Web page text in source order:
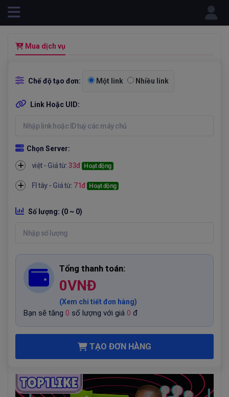
Mua dịch vụ
Chế độ tạo đơn: Một link Nhiều link
Link Hoặc UID:
Chọn Server:
việt - Giá từ:33đ Hoạt động
Fl tây - Giá từ: 71đ Hoạt động
Số lượng: (0 ~ 0)
Tổng thanh toán:
0VNĐ
(Xem chi tiết đơn hàng)
Bạn sẽ tăng 0 số lượng với giá 0 đ
TẠO ĐƠN HÀNG